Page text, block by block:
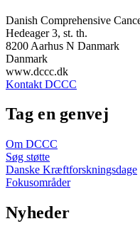
Danish Comprehensive
Hedeager 3, st. th.
8200 Aarhus N Danmark
Danmark
www.dccc.dk
Kontakt DCCC
Tag en genvej
Om DCCC
Søg støtte
Danske Kræftforskningsdage
Fokusområder
Nyheder